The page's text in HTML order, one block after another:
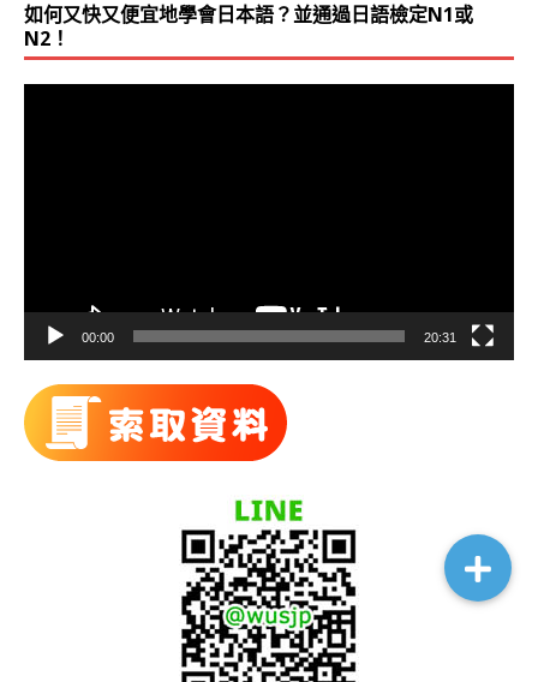
如何又快又便宜地學會日本語？並通過日語檢定N1或
N2！
00:00 20:31